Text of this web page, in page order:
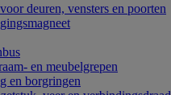
deuren, vensters en poorten
en meubelgrepen
en borgringen